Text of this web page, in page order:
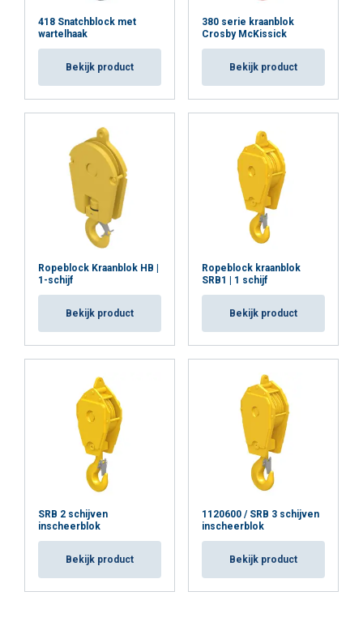
richtlijnen
Praktijkervaring & voordelen in gebruik
Betrouwbaarheid op lange termijn
Minder stilstand
Flexibiliteit
Waarom kiezen voor Gebuwin KB geleideblokken
bij Mennens?
gespecialiseerde Europese hijs- en
lierfabrikant
418 Snatchblock met
wartelhaak
Bekijk product
380 serie kraanblok
Crosby McKissick
Bekijk product
Ropeblock Kraanblok HB |
1-schijf
Bekijk product
Ropeblock kraanblok
SRB1 | 1 schijf
Bekijk product
SRB 2 schijven
inscheerblok
Bekijk product
1120600 / SRB 3 schijven
inscheerblok
Bekijk product